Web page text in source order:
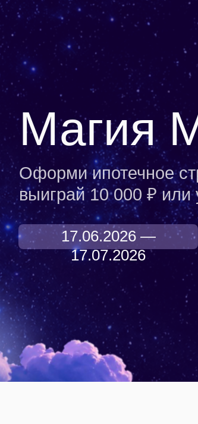
Оформи ипотечное
выиграй 10 000 ₽ или
Магия
17.06.2026 —
17.07.2026